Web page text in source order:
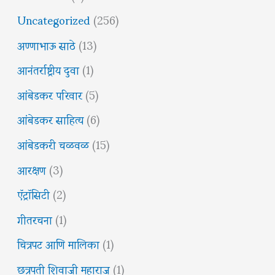
Uncategorized(256)
अण्णाभाऊ साठे(13)
आनंतर्राष्ट्रीय दुवा(1)
आंबेडकर परिवार(5)
आंबेडकर साहित्य(6)
आंबेडकरी चळवळ(15)
आरक्षण(3)
ऍट्रॉसिटी(2)
गीतरचना(1)
चित्रपट आणि मालिका(1)
छत्रपती शिवाजी महाराज(1)